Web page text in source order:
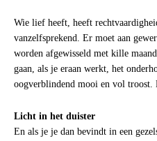
Wie lief heeft, heeft
vanzelfsprekend. Er moet aan
worden afgewisseld met kille
gaan, als je eraan werkt, het
oogverblindend mooi en vol troost.
Licht in het duister
En als je je dan bevindt in een